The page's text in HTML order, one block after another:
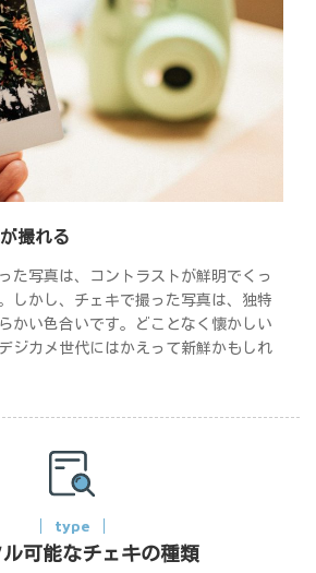
撮れる
た写真は、コントラストが鮮明でくっ
しかし、チェキで撮った写真は、独特
かい色合いです。どことなく懐かしい
ジカメ世代にはかえって新鮮かもしれ
type
ル可能なチェキの種類